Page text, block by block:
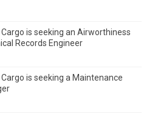
is seeking an Airworthiness
Records Engineer
is seeking a Maintenance